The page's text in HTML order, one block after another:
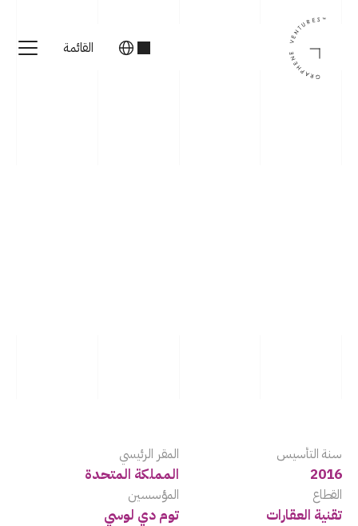
القائمة
سنة التأسيس
2016
المقر الرئيسي
المملكة المتحدة
القطاع
‏تقنية العقارات
المؤسسين
توم دي لوسي